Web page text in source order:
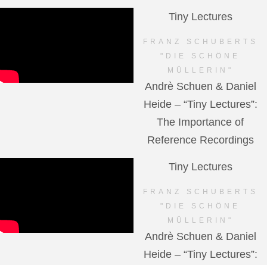
Tiny Lectures
FRANZ SCHUBERTS
"DIE SCHÖNE
MÜLLERIN"
Andrè Schuen & Daniel
Heide – “Tiny Lectures”:
The Importance of
Reference Recordings
Tiny Lectures
FRANZ SCHUBERTS
"DIE SCHÖNE
MÜLLERIN"
Andrè Schuen & Daniel
Heide – “Tiny Lectures”: